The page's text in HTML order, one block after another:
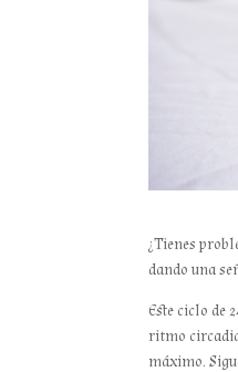
¿Tienes
dando una
Este ciclo de
ritmo
máximo.